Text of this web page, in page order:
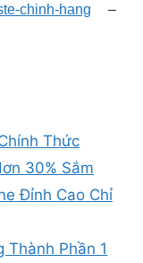
chinh-hang –
Thức
30% Sắm
Đỉnh Cao Chỉ
Thành Phần 1